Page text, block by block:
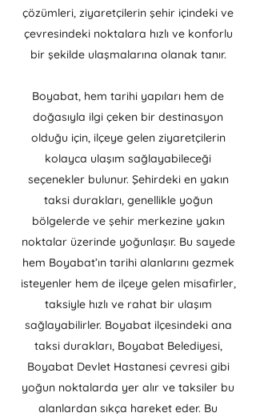
çözümleri, ziyaretçilerin şehir içindeki ve
çevresindeki noktalara hızlı ve konforlu
bir şekilde ulaşmalarına olanak tanır.
Boyabat, hem tarihi yapıları hem de
doğasıyla ilgi çeken bir destinasyon
olduğu için, ilçeye gelen ziyaretçilerin
kolayca ulaşım sağlayabileceği
seçenekler bulunur. Şehirdeki en yakın
taksi durakları, genellikle yoğun
bölgelerde ve şehir merkezine yakın
noktalar üzerinde yoğunlaşır. Bu sayede
hem Boyabat’ın tarihi alanlarını gezmek
isteyenler hem de ilçeye gelen misafirler,
taksiyle hızlı ve rahat bir ulaşım
sağlayabilirler. Boyabat ilçesindeki ana
taksi durakları, Boyabat Belediyesi,
Boyabat Devlet Hastanesi çevresi gibi
yoğun noktalarda yer alır ve taksiler bu
alanlardan sıkça hareket eder. Bu